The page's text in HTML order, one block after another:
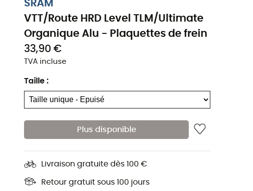
SRAM
VTT/Route HRD Level TLM/Ultimate
Organique Alu - Plaquettes de frein
33,90 €
TVA incluse
Taille :
Plus disponible
Livraison gratuite dès 100 €
Retour gratuit sous 100 jours